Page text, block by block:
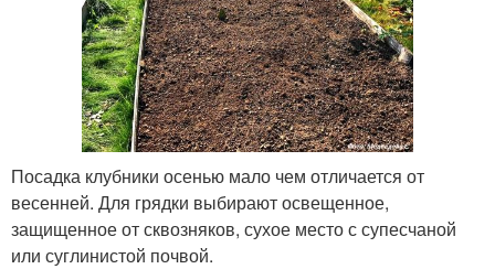
Посадка клубники осенью мало чем отличается от
весенней. Для грядки выбирают освещенное,
защищенное от сквозняков, сухое место с супесчаной
или суглинистой почвой.